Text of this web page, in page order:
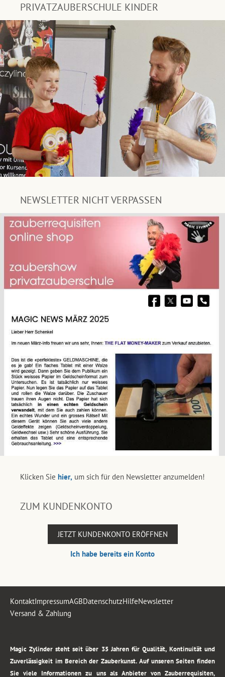
PRIVATZAUBERSCHULE KINDER
NEWSLETTER NICHT VERPASSEN
Klicken Sie hier, um sich für den Newsletter anzumelden!
ZUM KUNDENKONTO
JETZT KUNDENKONTO ERÖFFNEN
Ich habe bereits ein Konto
KontaktImpressumAGBDatenschutzHilfeNewsletter
Versand & Zahlung
Magic Zylinder steht seit über 35 Jahren für Qualität, Kontinuität und
Zuverlässigkeit im Bereich der Zauberkunst. Auf unseren Seiten finden
Sie viele Informationen zu uns als Anbieter von Zauberrequisiten,